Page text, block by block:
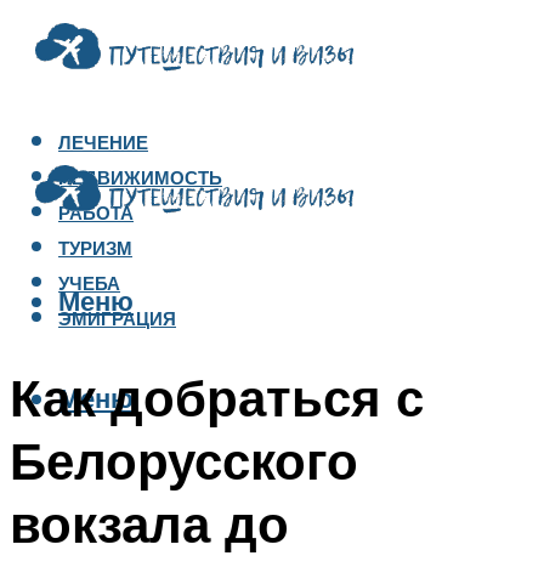
ЛЕЧЕНИЕ
НЕДВИЖИМОСТЬ
РАБОТА
ТУРИЗМ
УЧЕБА
ЭМИГРАЦИЯ
Меню
Меню
Как добраться с
Белорусского
вокзала до